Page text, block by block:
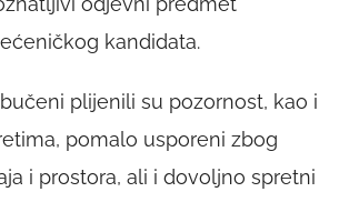
kandidata.
plijenili su pozornost, kao i
pomalo usporeni zbog
i prostora, ali i dovoljno spretni